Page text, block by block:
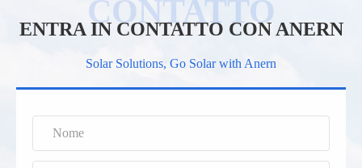
ENTRA IN CONTATTO CON ANERN
Solar Solutions, Go Solar with Anern